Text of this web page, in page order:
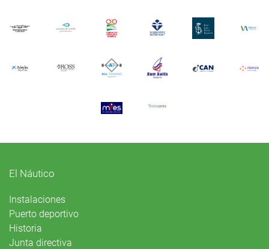
El Náutico
Instalaciones
Puerto deportivo
Historia
Junta directiva